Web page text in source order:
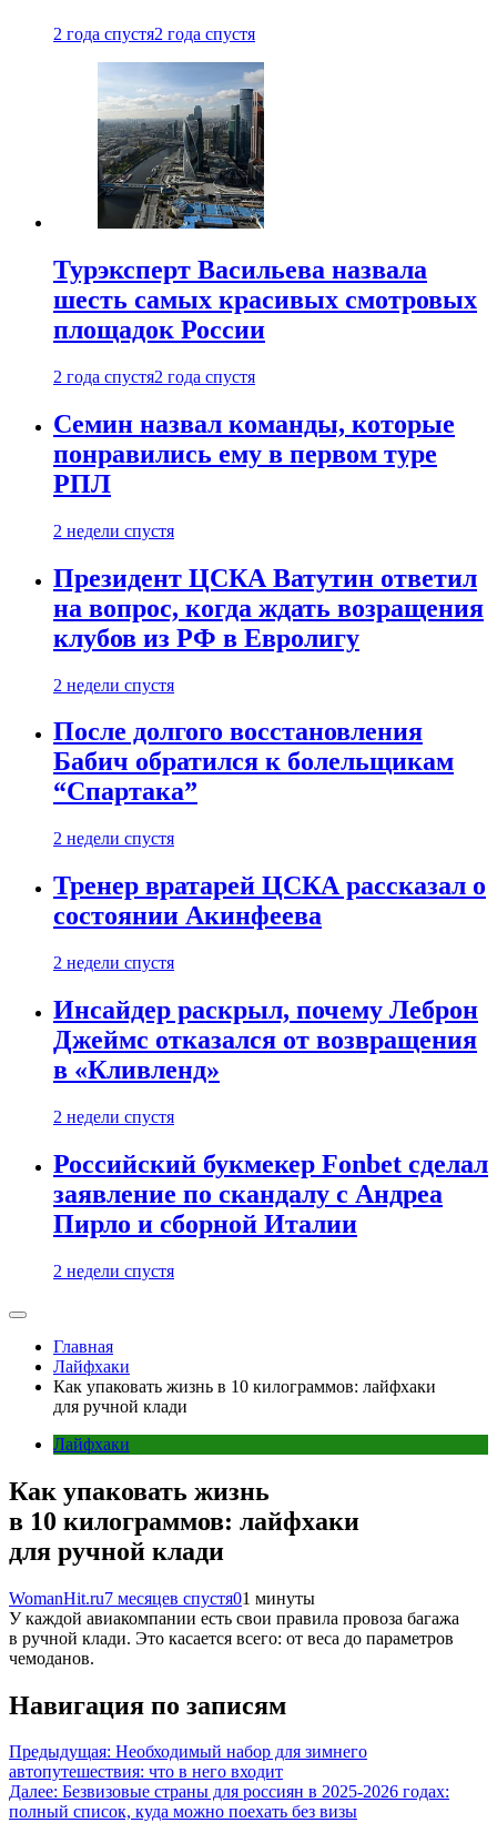
2 года спустя2 года спустя
Турэксперт Васильева назвала
шесть самых красивых смотровых
площадок России
2 года спустя2 года спустя
Семин назвал команды, которые
понравились ему в первом туре
РПЛ
2 недели спустя
Президент ЦСКА Ватутин ответил
на вопрос, когда ждать возращения
клубов из РФ в Евролигу
2 недели спустя
После долгого восстановления
Бабич обратился к болельщикам
“Спартака”
2 недели спустя
Тренер вратарей ЦСКА рассказал о
состоянии Акинфеева
2 недели спустя
Инсайдер раскрыл, почему Леброн
Джеймс отказался от возвращения
в «Кливленд»
2 недели спустя
Российский букмекер Fonbet сделал
заявление по скандалу с Андреа
Пирло и сборной Италии
2 недели спустя
Главная
Лайфхаки
Как упаковать жизнь в 10 килограммов: лайфхаки
для ручной клади
Лайфхаки
Как упаковать жизнь
в 10 килограммов: лайфхаки
для ручной клади
WomanHit.ru7 месяцев спустя01 минуты
У каждой авиакомпании есть свои правила провоза багажа
в ручной клади. Это касается всего: от веса до параметров
чемоданов.
Навигация по записям
Предыдущая: Необходимый набор для зимнего
автопутешествия: что в него входит
Далее: Безвизовые страны для россиян в 2025-2026 годах:
полный список, куда можно поехать без визы